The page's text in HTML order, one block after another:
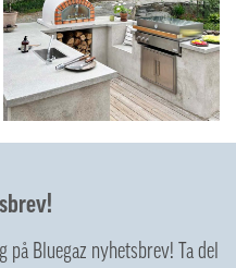
på Bluegaz nyhetsbrev! Ta del